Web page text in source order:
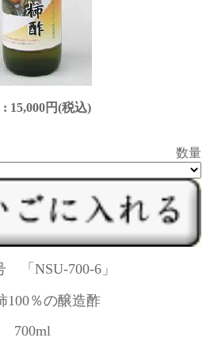
: 15,000円(税込)
数量
「NSU-700-6」
100％の醸造酢
700ml